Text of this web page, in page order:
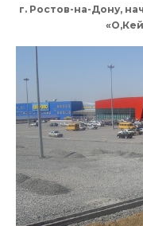
г. Ростов-на-Дону,